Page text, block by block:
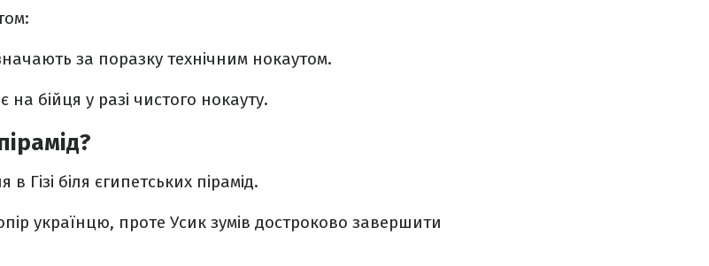
за поразку технічним нокаутом.
на бійця у разі чистого нокауту.
Гізі біля єгипетських пірамід.
українцю, проте Усик зумів достроково завершити